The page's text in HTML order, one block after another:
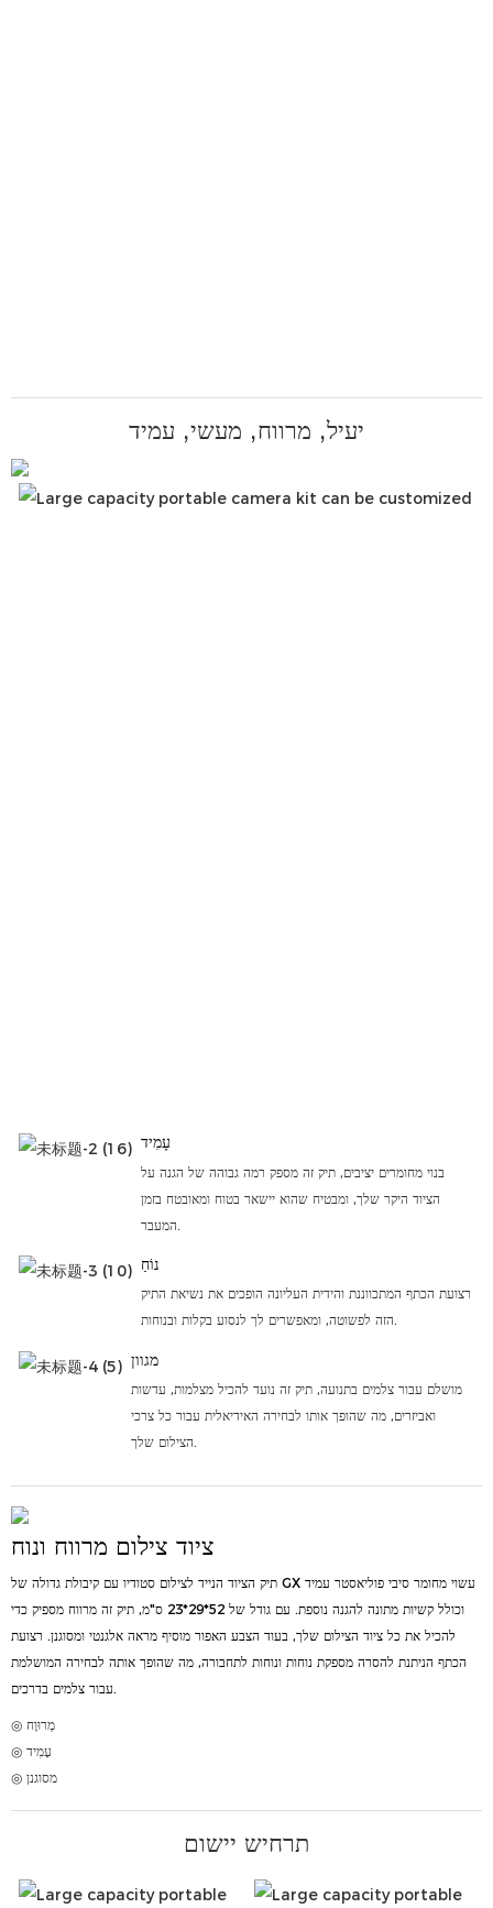
יעיל, מרווח, מעשי, עמיד
עָמִיד
בנוי מחומרים יציבים, תיק זה מספק רמה גבוהה של הגנה על
הציוד היקר שלך, ומבטיח שהוא יישאר בטוח ומאובטח בזמן
המעבר.
נוֹחַ
רצועת הכתף המתכווננת והידית העליונה הופכים את נשיאת התיק
הזה לפשוטה, ומאפשרים לך לנסוע בקלות ובנוחות.
מגוון
מושלם עבור צלמים בתנועה, תיק זה נועד להכיל מצלמות, עדשות
ואביזרים, מה שהופך אותו לבחירה האידיאלית עבור כל צרכי
הצילום שלך.
ציוד צילום מרווח ונוח
תיק הציוד הנייד לצילום סטודיו עם קיבולת גדולה של GX עשוי מחומר סיבי פוליאסטר עמיד
וכולל קשיות מתונה להגנה נוספת. עם גודל של 52*29*23 ס"מ, תיק זה מרווח מספיק כדי
להכיל את כל ציוד הצילום שלך, בעוד הצבע האפור מוסיף מראה אלגנטי ומסוגנן. רצועת
הכתף הניתנת להסרה מספקת נוחות ונוחות לתחבורה, מה שהופך אותה לבחירה המושלמת
עבור צלמים בדרכים.
◎ מְרוּוָח
◎ עָמִיד
◎ מסוגנן
תרחיש יישום